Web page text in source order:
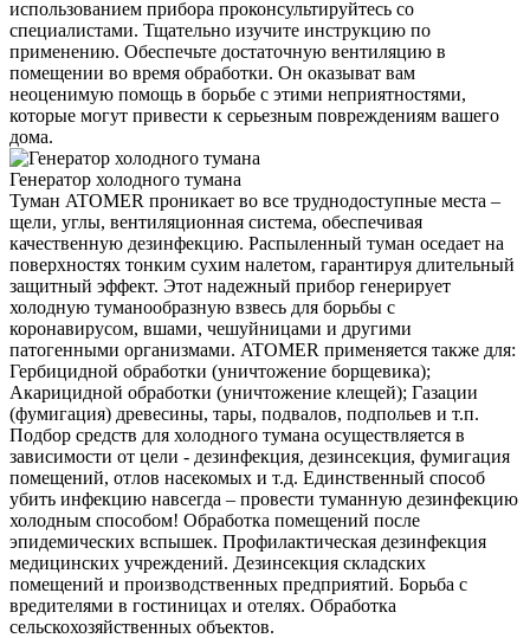
использованием прибора проконсультируйтесь со
специалистами. Тщательно изучите инструкцию по
применению. Обеспечьте достаточную вентиляцию в
помещении во время обработки. Он оказыват вам
неоценимую помощь в борьбе с этими неприятностями,
которые могут привести к серьезным повреждениям вашего
дома.
Генератор холодного тумана
Туман ATOMER проникает во все труднодоступные места –
щели, углы, вентиляционная система, обеспечивая
качественную дезинфекцию. Распыленный туман оседает на
поверхностях тонким сухим налетом, гарантируя длительный
защитный эффект. Этот надежный прибор генерирует
холодную туманообразную взвесь для борьбы с
коронавирусом, вшами, чешуйницами и другими
патогенными организмами. ATOMER применяется также для:
Гербицидной обработки (уничтожение борщевика);
Акарицидной обработки (уничтожение клещей); Газации
(фумигация) древесины, тары, подвалов, подпольев и т.п.
Подбор средств для холодного тумана осуществляется в
зависимости от цели - дезинфекция, дезинсекция, фумигация
помещений, отлов насекомых и т.д. Единственный способ
убить инфекцию навсегда – провести туманную дезинфекцию
холодным способом! Обработка помещений после
эпидемических вспышек. Профилактическая дезинфекция
медицинских учреждений. Дезинсекция складских
помещений и производственных предприятий. Борьба с
вредителями в гостиницах и отелях. Обработка
сельскохозяйственных объектов.